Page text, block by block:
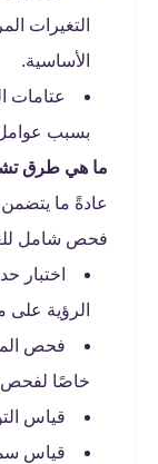
التغيرات
الأساسية.
عتامات
بسبب عوامل
ما هي طرق
عادةً ما
فحص شامل
اختبار
الرؤية
فحص
خاصًا لفحص
قياس
قياس